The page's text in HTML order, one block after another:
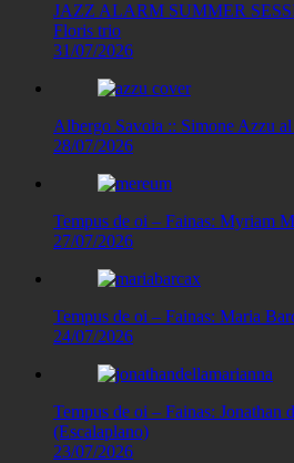
JAZZ ALARM SUMMER
Floris trio
31/07/2026
Albergo Savoia :: Simone Azzu
28/07/2026
Tempus de oi – Fainas: Myriam
27/07/2026
Tempus de oi – Fainas: Maria
24/07/2026
Tempus de oi – Fainas: Jonathan
(Escalaplano)
23/07/2026